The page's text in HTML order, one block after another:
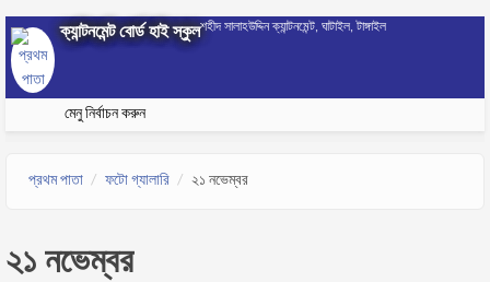
Skip to main content
ক্যান্টনমেন্ট বোর্ড হাই স্কুলশহীদ সালাহউদ্দিন ক্যান্টনমেন্ট, ঘাটাইল, টাঙ্গাইল
মেনু নির্বাচন করুন
প্রথম পাতা ফটো গ্যালারি ২১ নভেম্বর
২১ নভেম্বর